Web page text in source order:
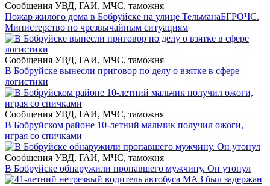
Сообщения УВД, ГАИ, МЧС, таможня
Пожар жилого дома в Бобруйске на улице ТельманаБГРОЧС.
Министерство по чрезвычайным ситуациям
Сообщения УВД, ГАИ, МЧС, таможня
В Бобруйске вынесли приговор по делу о взятке в сфере
логистики
Сообщения УВД, ГАИ, МЧС, таможня
В Бобруйском районе 10-летний мальчик получил ожоги,
играя со спичками
Сообщения УВД, ГАИ, МЧС, таможня
В Бобруйске обнаружили пропавшего мужчину. Он утонул